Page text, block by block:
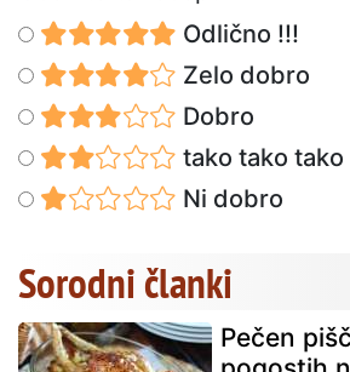
Odlično !!!
Zelo dobro
Dobro
tako tako tako
Ni dobro
Sorodni članki
Pečen